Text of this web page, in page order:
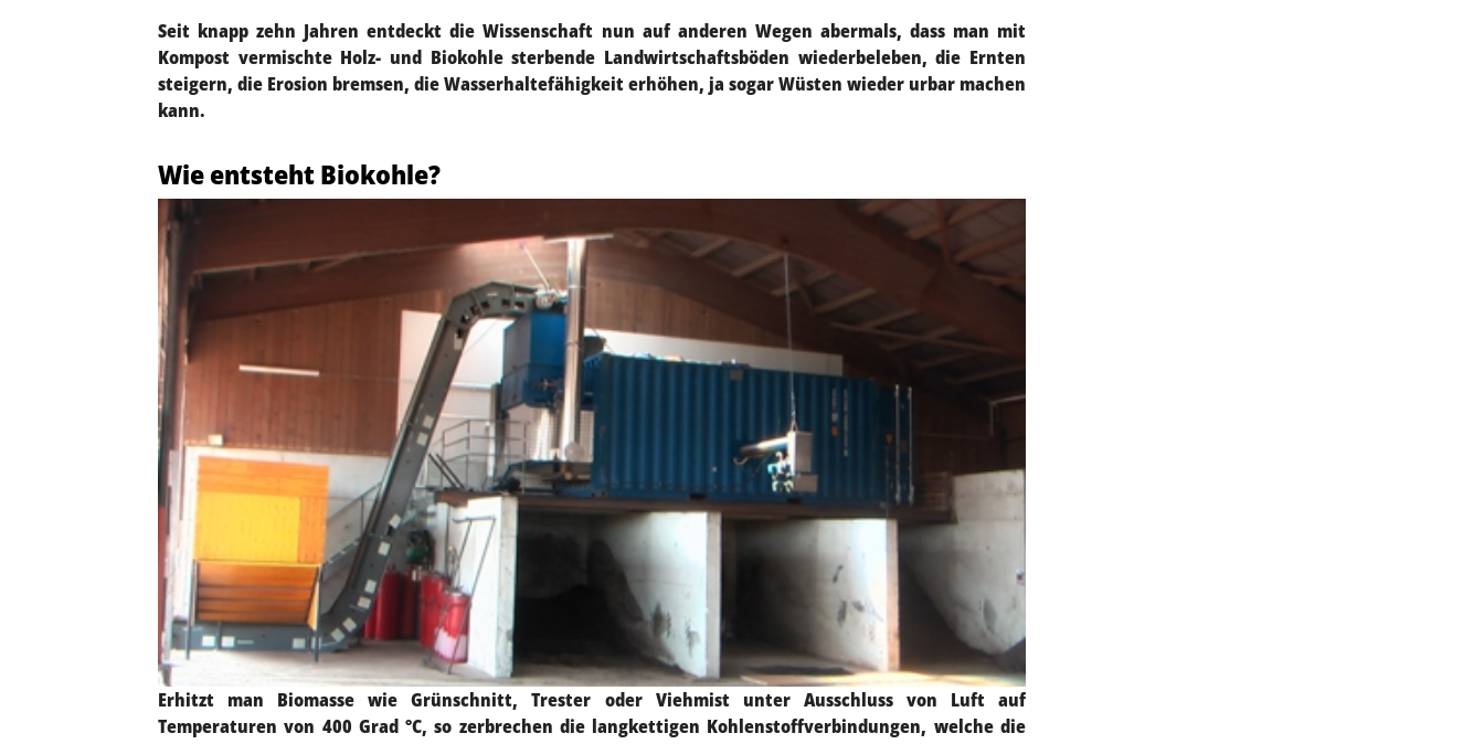
Seit knapp zehn Jahren entdeckt die Wissenschaft nun auf anderen Wegen abermals, dass man mit
Kompost vermischte Holz- und Biokohle sterbende Landwirtschaftsböden wiederbeleben, die Ernten
steigern, die Erosion bremsen, die Wasserhaltefähigkeit erhöhen, ja sogar Wüsten wieder urbar machen
kann.
Wie entsteht Biokohle?
Erhitzt man Biomasse wie Grünschnitt, Trester oder Viehmist unter Ausschluss von Luft auf
Temperaturen von 400 Grad °C, so zerbrechen die langkettigen Kohlenstoffverbindungen, welche die